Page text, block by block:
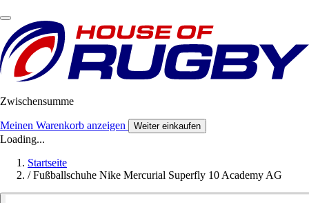
Zwischensumme
Meinen Warenkorb anzeigen Weiter einkaufen
Loading...
Startseite
/ Fußballschuhe Nike Mercurial Superfly 10 Academy AG